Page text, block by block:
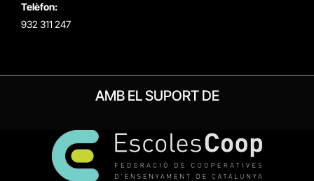
Telèfon:
932 311 247
AMB EL SUPORT DE